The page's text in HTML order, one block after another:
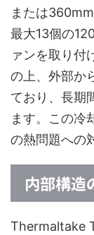
または
最大13個の
ァンを取り付
の上、外部か
ており、長期
ます。この冷
の熱問題への
内部構造
Thermaltake